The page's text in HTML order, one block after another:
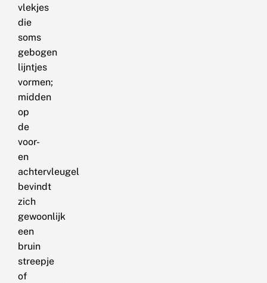
vlekjes
die
soms
gebogen
lijntjes
vormen;
midden
op
de
voor-
en
achtervleugel
bevindt
zich
gewoonlijk
een
bruin
streepje
of